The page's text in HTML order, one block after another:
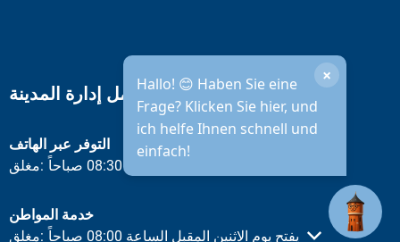
Hallo! 😊 Haben Sie eine
Frage? Klicken Sie hier, und
ich helfe Ihnen schnell und
einfach!
×
ساعات عمل إدارة المدينة
التوفر عبر الهاتف
انقر لإخفاء أوقات الفتح أو الإغلاق الأخرى
مغلق: يفتح يوم الاثنين المقبل الساعة 08:30 صباحاً
خدمة المواطن
انقر لإخفاء أوقات الفتح أو الإغلاق الأخرى
مغلق: يفتح يوم الاثنين المقبل الساعة 08:00 صباحاً